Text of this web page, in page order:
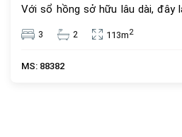
Với sổ hồng sở hữu lâu dài, đây
an cư và đầu tư. Giá bán 13.9 tỷ
ích đầy đủ.
3 2 113m2
MS: 88382